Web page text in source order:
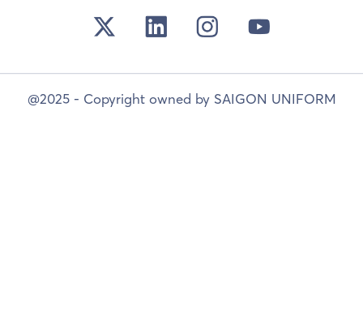
@2025 - Copyright owned by SAIGON UNIFORM